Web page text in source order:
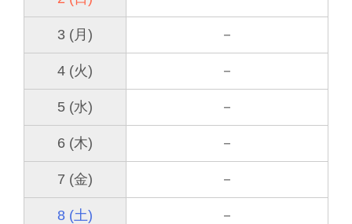
3 (月) －
4 (火) －
5 (水) －
6 (木) －
7 (金) －
8 (土) －